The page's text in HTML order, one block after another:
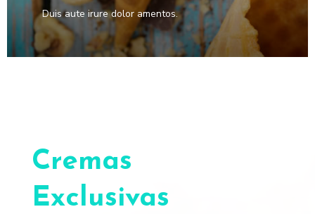
Duis aute irure dolor amentos.
Cremas
Exclusivas